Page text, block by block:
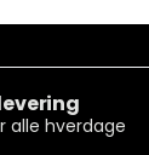
alle hverdage